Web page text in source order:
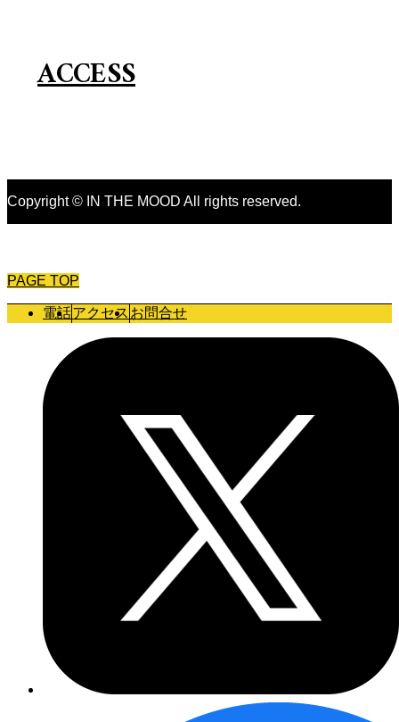
ACCESS
Copyright © IN THE MOOD All rights reserved.
PAGE TOP
電話アクセス お問合せ